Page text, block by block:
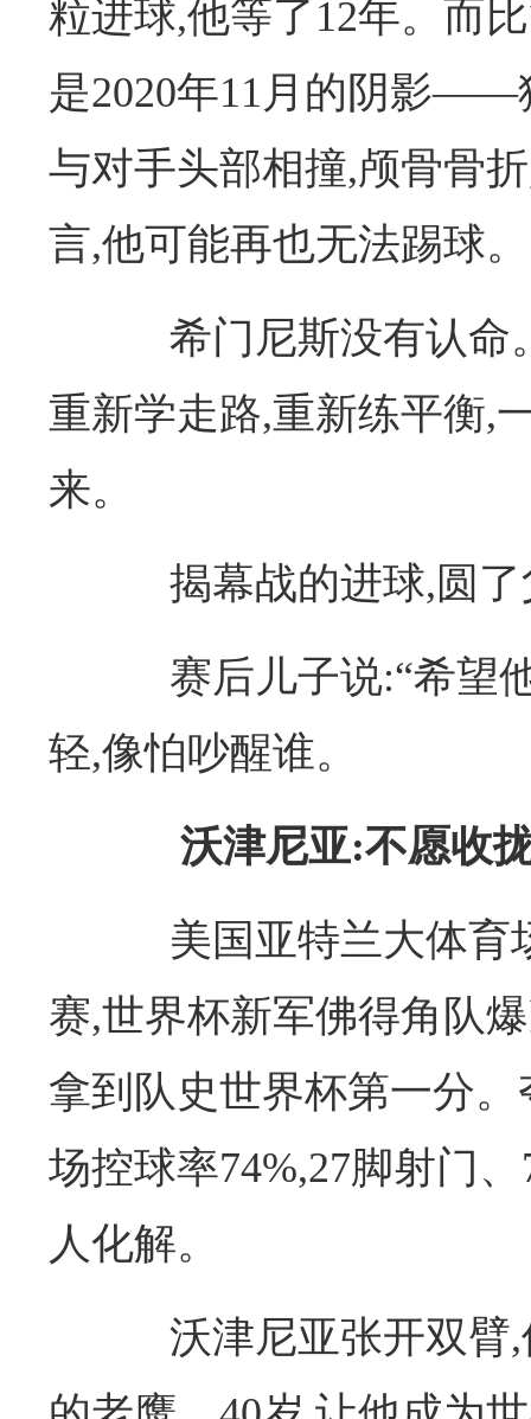
粒进球,他等了12年。而
是2020年11月的阴影——
与对手头部相撞,颅骨骨
言,他可能再也无法踢球。
希门尼斯没有认命
重新学走路,重新练平衡,
来。
揭幕战的进球,圆了
赛后儿子说:“希望他
轻,像怕吵醒谁。
沃津尼亚:不愿收
美国亚特兰大体育
赛,世界杯新军佛得角队
拿到队史世界杯第一分
场控球率74%,27脚射门
人化解。
沃津尼亚张开双臂,